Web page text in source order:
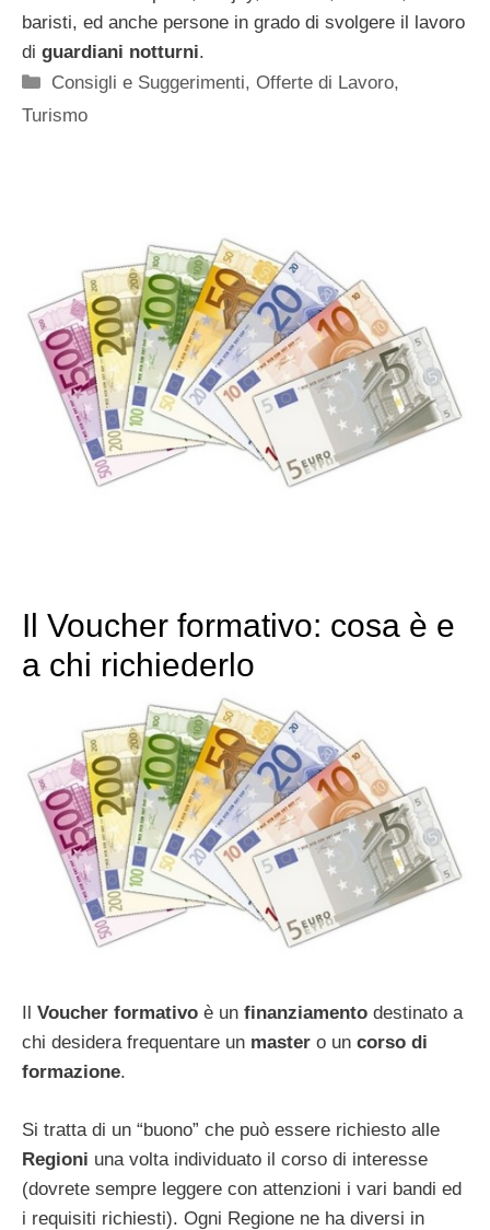
baristi, ed anche persone in grado di svolgere il lavoro
di guardiani notturni.
Categorie
Consigli e Suggerimenti,Offerte di Lavoro,
Turismo
Il Voucher formativo: cosa è e
a chi richiederlo
Il Voucher formativo è un finanziamento destinato a
chi desidera frequentare un master o un corso di
formazione.
Si tratta di un “buono” che può essere richiesto alle
Regioni una volta individuato il corso di interesse
(dovrete sempre leggere con attenzioni i vari bandi ed
i requisiti richiesti). Ogni Regione ne ha diversi in